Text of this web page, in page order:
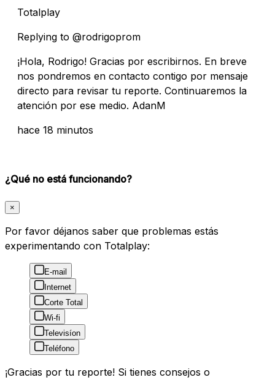
Totalplay
Replying to @rodrigoprom
¡Hola, Rodrigo! Gracias por escribirnos. En breve
nos pondremos en contacto contigo por mensaje
directo para revisar tu reporte. Continuaremos la
atención por ese medio. AdanM
hace 18 minutos
¿Qué no está funcionando?
×
Por favor déjanos saber que problemas estás
experimentando con Totalplay:
E-mail
Internet
Corte Total
Wi-fi
Televisíon
Teléfono
¡Gracias por tu reporte! Si tienes consejos o